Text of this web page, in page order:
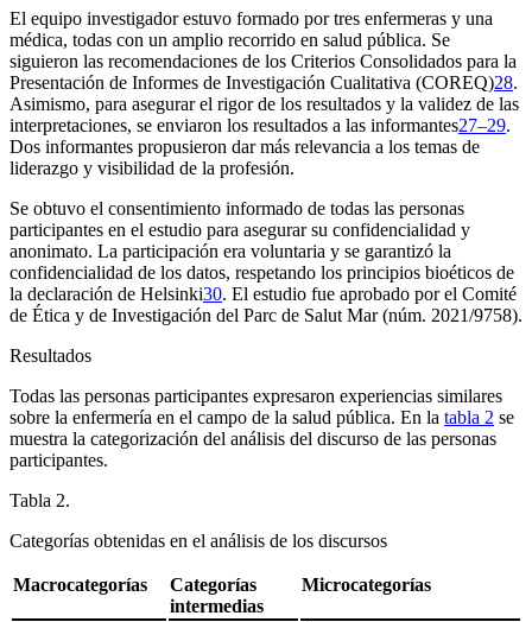
El equipo investigador estuvo formado por tres enfermeras y una
médica, todas con un amplio recorrido en salud pública. Se
siguieron las recomendaciones de los Criterios Consolidados para la
Presentación de Informes de Investigación Cualitativa (COREQ)28.
Asimismo, para asegurar el rigor de los resultados y la validez de las
interpretaciones, se enviaron los resultados a las informantes27–29.
Dos informantes propusieron dar más relevancia a los temas de
liderazgo y visibilidad de la profesión.
Se obtuvo el consentimiento informado de todas las personas
participantes en el estudio para asegurar su confidencialidad y
anonimato. La participación era voluntaria y se garantizó la
confidencialidad de los datos, respetando los principios bioéticos de
la declaración de Helsinki30. El estudio fue aprobado por el Comité
de Ética y de Investigación del Parc de Salut Mar (núm. 2021/9758).
Resultados
Todas las personas participantes expresaron experiencias similares
sobre la enfermería en el campo de la salud pública. En la tabla 2 se
muestra la categorización del análisis del discurso de las personas
participantes.
Tabla 2.
Categorías obtenidas en el análisis de los discursos
Macrocategorías
Categorías
intermedias
Microcategorías